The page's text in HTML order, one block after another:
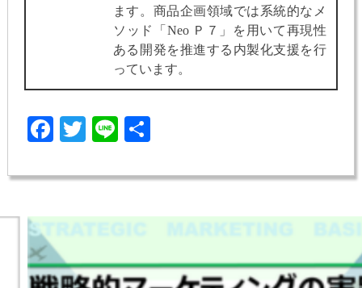
ます。商品企画領域では系統的なメ
ソッド「Neo Ｐ７」を用いて再現性
ある開発を推進する内製化支援を行
っています。
Facebook
Twitter
Line